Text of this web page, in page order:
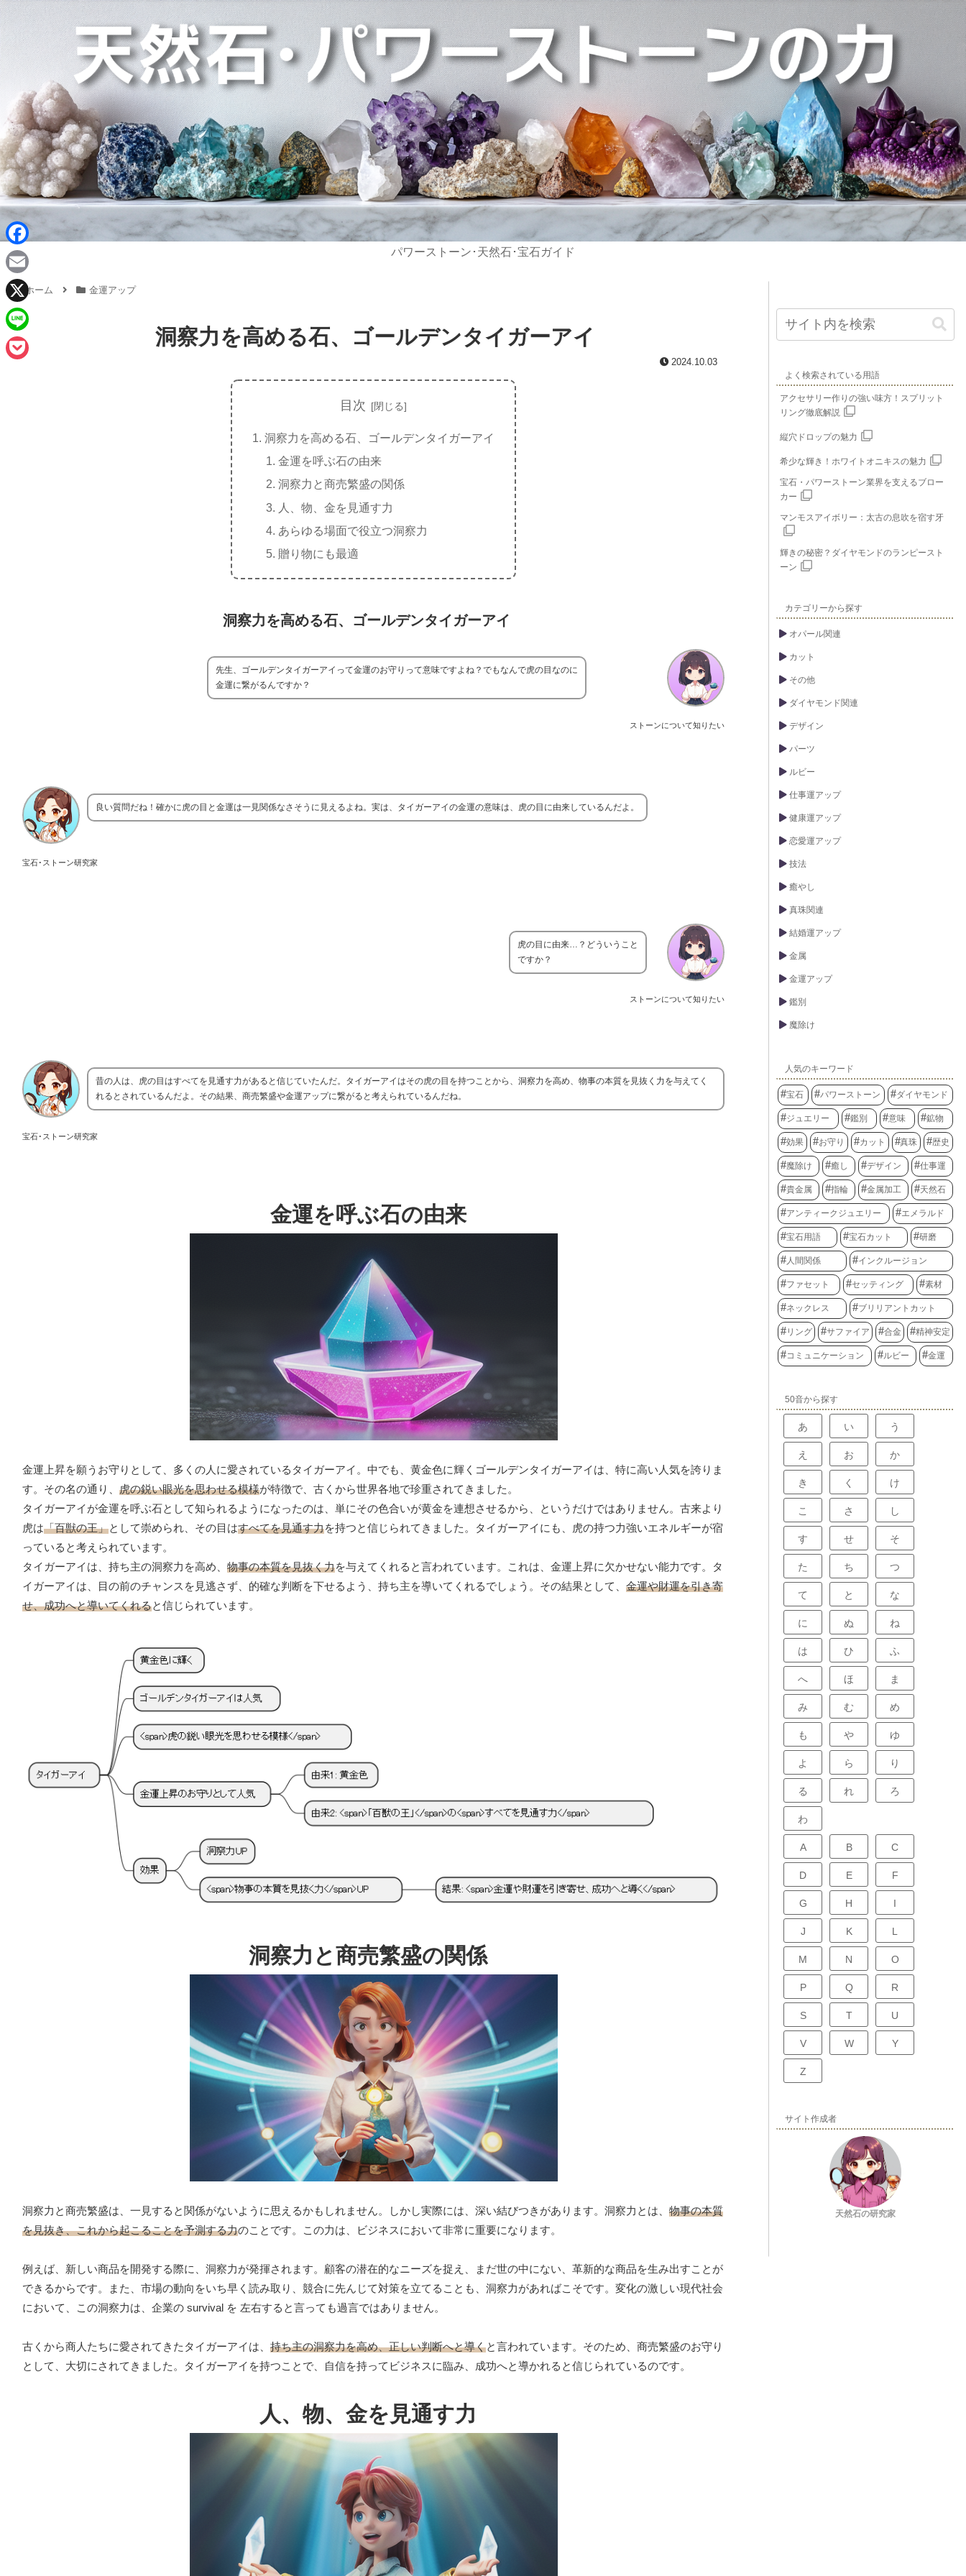
パワーストーン･天然石･宝石ガイド
ホーム 金運アップ
洞察力を高める石、ゴールデンタイガーアイ
2024.10.03
目次
洞察力を高める石、ゴールデンタイガーアイ
金運を呼ぶ石の由来
洞察力と商売繁盛の関係
人、物、金を見通す力
あらゆる場面で役立つ洞察力
贈り物にも最適
洞察力を高める石、ゴールデンタイガーアイ
ストーンについて知りたい
先生、ゴールデンタイガーアイって金運のお守りって意味ですよね？でもなんで虎の目なのに
金運に繋がるんですか？
宝石･ストーン研究家
良い質問だね！確かに虎の目と金運は一見関係なさそうに見えるよね。実は、タイガーアイの金運の意味は、虎の目に由来しているんだよ。
ストーンについて知りたい
虎の目に由来…？どういうこと
ですか？
宝石･ストーン研究家
昔の人は、虎の目はすべてを見通す力があると信じていたんだ。タイガーアイはその虎の目を持つことから、洞察力を高め、物事の本質を見抜く力を与えてく
れるとされているんだよ。その結果、商売繁盛や金運アップに繋がると考えられているんだね。
金運を呼ぶ石の由来
金運上昇を願うお守りとして、多くの人に愛されているタイガーアイ。中でも、黄金色に輝くゴールデンタイガーアイは、特に高い人気を誇りま
す。その名の通り、 虎の鋭い眼光を思わせる模様が特徴で、古くから世界各地で珍重されてきました。
タイガーアイが金運を呼ぶ石として知られるようになったのは、単にその色合いが黄金を連想させるから、というだけではありません。古来より
虎は「百獣の王」として崇められ、その目はすべてを見通す力を持つと信じられてきました。タイガーアイにも、虎の持つ力強いエネルギーが宿
っていると考えられています。
タイガーアイは、持ち主の洞察力を高め、 物事の本質を見抜く力を与えてくれると言われています。これは、金運上昇に欠かせない能力です。タ
イガーアイは、目の前のチャンスを見逃さず、的確な判断を下せるよう、持ち主を導いてくれるでしょう。その結果として、 金運や財運を引き寄
せ、成功へと導いてくれると信じられています。
洞察力と商売繁盛の関係
洞察力と商売繁盛は、一見すると関係がないように思えるかもしれません。しかし実際には、深い結びつきがあります。洞察力とは、 物事の本質
を見抜き、これから起こることを予測する力のことです。この力は、ビジネスにおいて非常に重要になります。
例えば、新しい商品を開発する際に、洞察力が発揮されます。顧客の潜在的なニーズを捉え、まだ世の中にない、革新的な商品を生み出すことが
できるからです。また、市場の動向をいち早く読み取り、競合に先んじて対策を立てることも、洞察力があればこそです。変化の激しい現代社会
において、この洞察力は、企業の survival を 左右すると言っても過言ではありません。
古くから商人たちに愛されてきたタイガーアイは、 持ち主の洞察力を高め、正しい判断へと導くと言われています。そのため、商売繁盛のお守り
として、大切にされてきました。タイガーアイを持つことで、自信を持ってビジネスに臨み、成功へと導かれると信じられているのです。
人、物、金を見通す力
よく検索されている用語
アクセサリー作りの強い味方！スプリット
リング徹底解説
縦穴ドロップの魅力
希少な輝き！ホワイトオニキスの魅力
宝石・パワーストーン業界を支えるブロー
カー
マンモスアイボリー：太古の息吹を宿す牙
輝きの秘密？ダイヤモンドのランピースト
ーン
カテゴリーから探す
オパール関連
カット
その他
ダイヤモンド関連
デザイン
パーツ
ルビー
仕事運アップ
健康運アップ
恋愛運アップ
技法
癒やし
真珠関連
結婚運アップ
金属
金運アップ
鑑別
魔除け
人気のキーワード
宝石 パワーストーン ダイヤモンド
ジュエリー 鑑別 意味 鉱物
効果 お守り カット 真珠 歴史
魔除け 癒し デザイン 仕事運
貴金属 指輪 金属加工 天然石
アンティークジュエリー エメラルド
宝石用語 宝石カット 研磨
人間関係 インクルージョン
ファセット セッティング 素材
ネックレス ブリリアントカット
リング サファイア 合金 精神安定
コミュニケーション ルビー 金運
50音から探す
あ い う
え お か
き く け
こ さ し
す せ そ
た ち つ
て と な
に ぬ ね
は ひ ふ
へ ほ ま
み む め
も や ゆ
よ ら り
る れ ろ
わ
A B C
D E F
G H I
J K L
M N O
P Q R
S T U
V W Y
Z
サイト作成者
天然石の研究家
F
a
c
e
b
E
m
a
i
X
L